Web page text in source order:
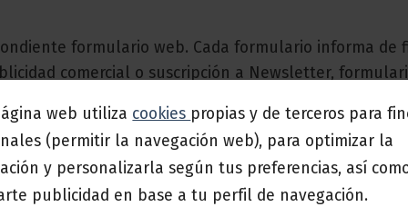
formulario web. Cada formulario informa
comercial o suscripción a Newsletter,
comentarios a las publicaciones del sitio. Existe
cada nueva visita y además se recogen
web utiliza cookies propias y de terceros para
(permitir la navegación web), para optimizar la
y personalizarla según tus preferencias, así
publicidad en base a tu perfil de navegación.